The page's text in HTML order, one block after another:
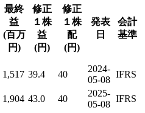
最終
益
(百万
円)
修正
１株
益
(円)
修正
１株
配
(円)
発表
日
会計
基準
1,517 39.4 40
2024-
05-08
IFRS
1,904 43.0 40
2025-
05-08
IFRS